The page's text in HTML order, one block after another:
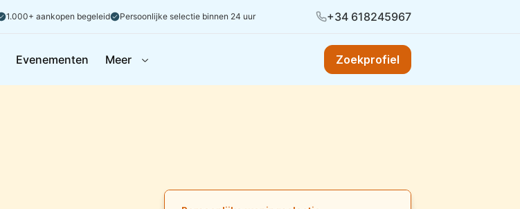
1.000+ aankopen begeleid Persoonlijke selectie binnen 24 uur +34 618245967
Evenementen Meer Zoekprofiel